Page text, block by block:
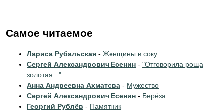
Самое читаемое
Лариса Рубальская - Женщины в соку
Сергей Александрович Есенин - "Отговорила роща
золотая..."
Анна Андреевна Ахматова - Мужество
Сергей Александрович Есенин - Берёза
Георгий Рублёв - Памятник